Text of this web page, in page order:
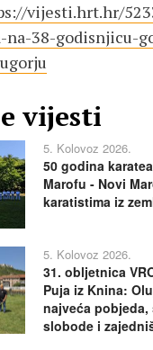
vijesti.hrt.hr/
38-godisnjicu-
vijesti
5. Kolovoz 2026.
50 godina
Marofu - Novi
karatistima iz
5. Kolovoz 2026.
31. obljetnica
Puja iz Knina:
najveća pobjeda,
slobode i